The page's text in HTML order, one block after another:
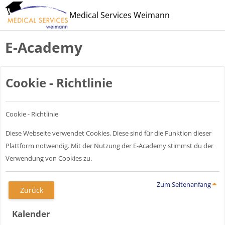
Zum Hauptinhalt
Medical Services Weimann
E-Academy
Cookie - Richtlinie
Cookie - Richtlinie
Diese Webseite verwendet Cookies. Diese sind für die Funktion dieser
Plattform notwendig. Mit der Nutzung der E-Academy stimmst du der
Verwendung von Cookies zu.
Zurück
Zum Seitenanfang
Blöcke
Kalender